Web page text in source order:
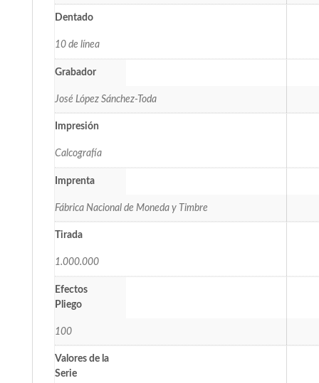
Dentado
10 de línea
Grabador
José López Sánchez-Toda
Impresión
Calcografía
Imprenta
Fábrica Nacional de Moneda y Timbre
Tirada
1.000.000
Efectos
Pliego
100
Valores de la
Serie